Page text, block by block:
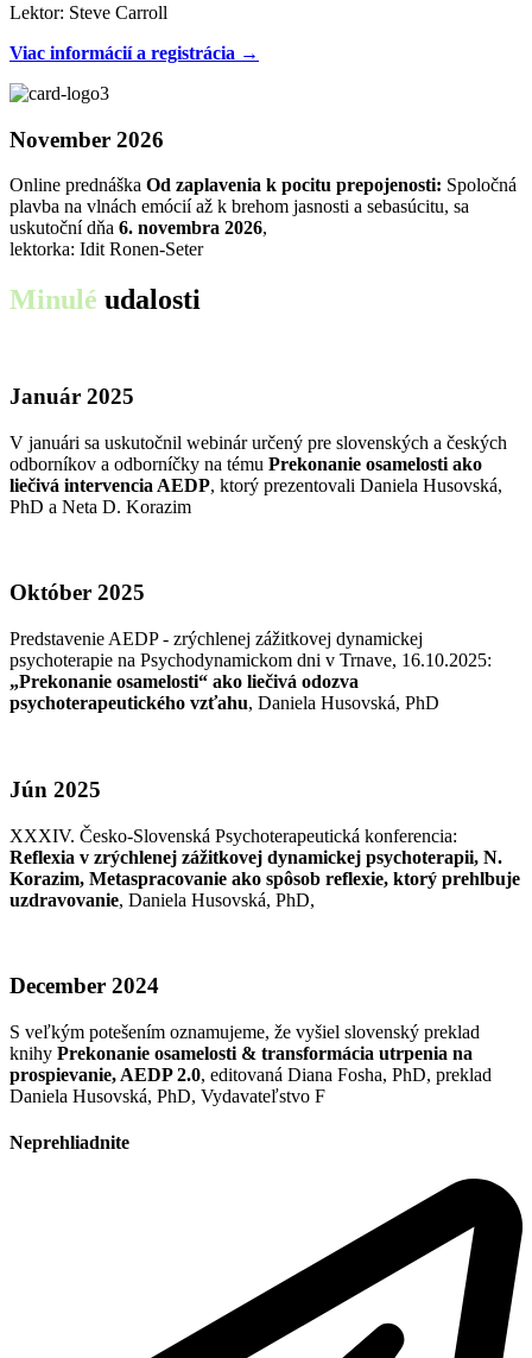
Lektor: Steve Carroll
Viac informácií a registrácia →
November 2026
Online prednáška Od zaplavenia k pocitu prepojenosti: Spoločná
plavba na vlnách emócií až k brehom jasnosti a sebasúcitu, sa
uskutoční dňa 6. novembra 2026,
lektorka: Idit Ronen-Seter
Minulé udalosti
Január 2025
V januári sa uskutočnil webinár určený pre slovenských a českých
odborníkov a odborníčky na tému Prekonanie osamelosti ako
liečivá intervencia AEDP, ktorý prezentovali Daniela Husovská,
PhD a Neta D. Korazim
Október 2025
Predstavenie AEDP - zrýchlenej zážitkovej dynamickej
psychoterapie na Psychodynamickom dni v Trnave, 16.10.2025:
„Prekonanie osamelosti“ ako liečivá odozva
psychoterapeutického vzťahu, Daniela Husovská, PhD
Jún 2025
XXXIV. Česko-Slovenská Psychoterapeutická konferencia:
Reflexia v zrýchlenej zážitkovej dynamickej psychoterapii, N.
Korazim, Metaspracovanie ako spôsob reflexie, ktorý prehlbuje
uzdravovanie, Daniela Husovská, PhD,
December 2024
S veľkým potešením oznamujeme, že vyšiel slovenský preklad
knihy Prekonanie osamelosti & transformácia utrpenia na
prospievanie, AEDP 2.0, editovaná Diana Fosha, PhD, preklad
Daniela Husovská, PhD, Vydavateľstvo F
Neprehliadnite